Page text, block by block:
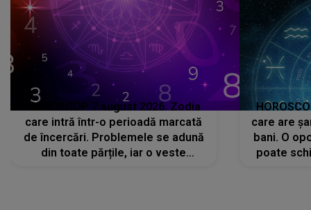
HOROSCOP 7 august 2026. Zodia
care intră într-o perioadă marcată
de încercări. Problemele se adună
din toate părțile, iar o veste
care are
bani. O
poate